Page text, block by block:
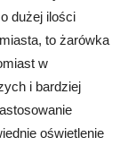
dużej ilości
to żarówka
w
i bardziej
oświetlenie